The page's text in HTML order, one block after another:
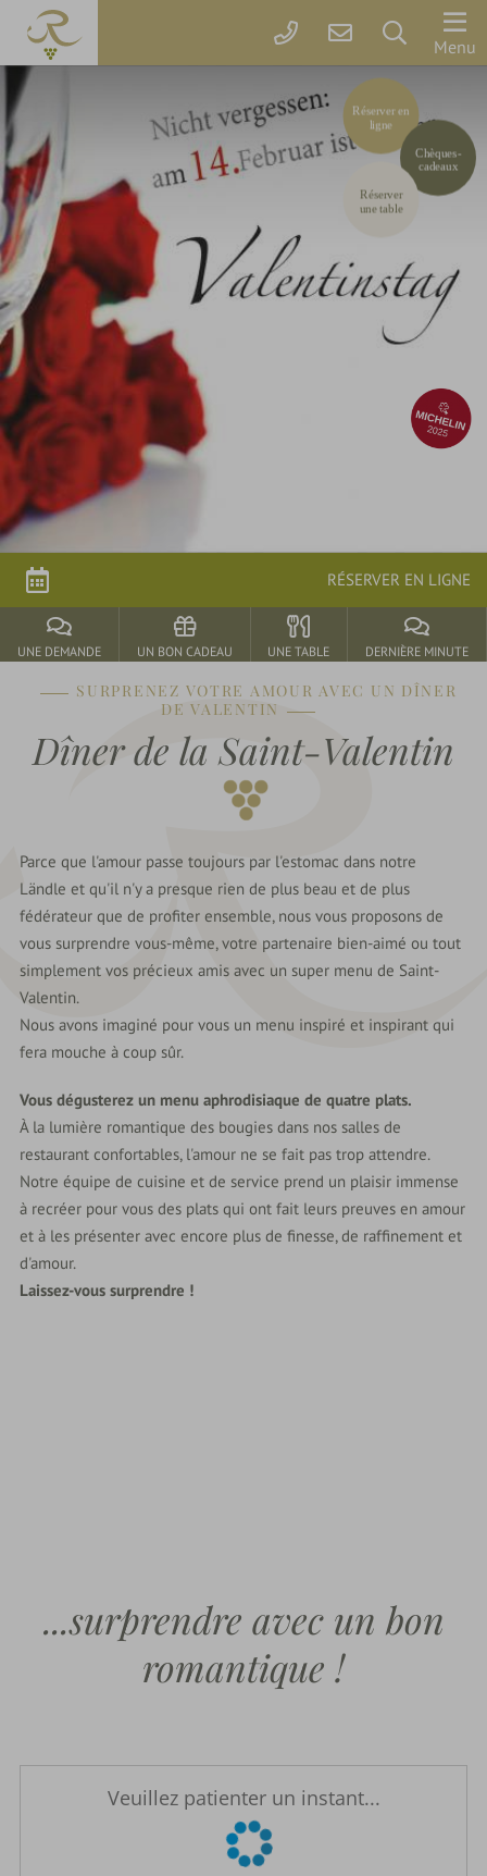
Menu
Réserver en
ligne
Chèques-
cadeaux
Réserver
une table
RÉSERVER EN LIGNE
UNE DEMANDE UN BON CADEAU UNE TABLE DERNIÈRE MINUTE
Le
Rebstock
Chambres
&
Prix
Offres
parkSPA
Délices
&
Fêtes
Nos
Carte
des
menus
Réserver
Mariage
Réceptions
au
Rebstock
Nature
&
Culture
SURPRENEZ VOTRE AMOUR AVEC UN DÎNER
DE VALENTIN
Dîner de la Saint-Valentin
Parce que l'amour passe toujours par l'estomac dans notre
Ländle et qu'il n'y a presque rien de plus beau et de plus
fédérateur que de profiter ensemble, nous vous proposons de
vous surprendre vous-même, votre partenaire bien-aimé ou tout
simplement vos précieux amis avec un super menu de Saint-
Valentin.
Nous avons imaginé pour vous un menu inspiré et inspirant qui
fera mouche à coup sûr.
Vous dégusterez un menu aphrodisiaque de quatre plats.
À la lumière romantique des bougies dans nos salles de
restaurant confortables, l'amour ne se fait pas trop attendre.
Notre équipe de cuisine et de service prend un plaisir immense
à recréer pour vous des plats qui ont fait leurs preuves en amour
et à les présenter avec encore plus de finesse, de raffinement et
d'amour.
Laissez-vous surprendre !
...surprendre avec un bon
romantique !
Veuillez patienter un instant...